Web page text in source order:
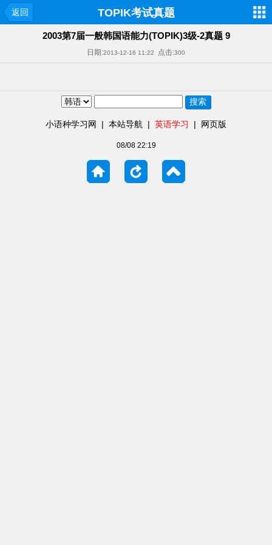
返回 TOPIK考试真题
2003第7届一般韩国语能力(TOPIK)3级-2真题 9
日期:2013-12-16 11:22 点击:300
小语种学习网 | 本站导航 | 英语学习 | 网页版
08/08 22:19